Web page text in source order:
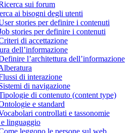
sui forum
ai bisogni degli utenti
stories per definire i contenuti
stories per definire i contenuti
di accettazione
dell’informazione
l’architettura dell’informazione
di interazione
di navigazione
di contenuto (content type)
e standard
controllati e tassonomie
linguaggio
leggono le persone sul web